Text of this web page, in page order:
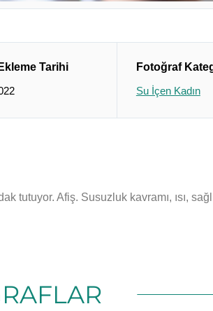
Tarihi
Fotoğraf
Su İçen Kadın
tutuyor. Afiş. Susuzluk kavramı, ısı,